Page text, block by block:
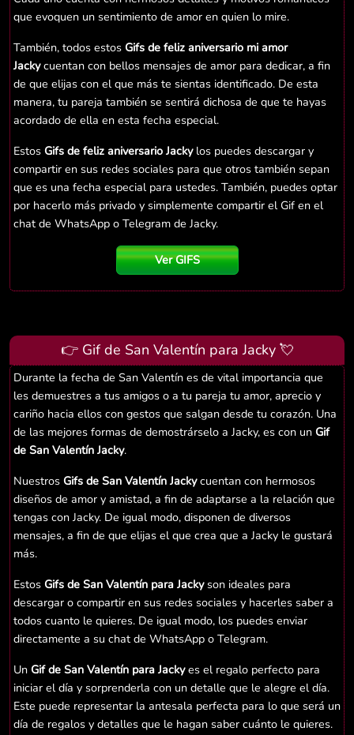
que evoquen un sentimiento de amor en quien lo mire.
También, todos estos Gifs de feliz aniversario mi amor
Jackycuentan con bellos mensajes de amor para dedicar, a fin
de que elijas con el que más te sientas identificado. De esta
manera, tu pareja también se sentirá dichosa de que te hayas
acordado de ella en esta fecha especial.
Estos Gifs de feliz aniversario Jackylos puedes descargar y
compartir en sus redes sociales para que otros también sepan
que es una fecha especial para ustedes. También, puedes optar
por hacerlo más privado y simplemente compartir el Gif en el
chat de WhatsApp o Telegram de Jacky.
Ver GIFS
👉 Gif de San Valentín para Jacky 💘
Durante la fecha de San Valentín es de vital importancia que
les demuestres a tus amigos o a tu pareja tu amor, aprecio y
cariño hacia ellos con gestos que salgan desde tu corazón. Una
de las mejores formas de demostrárselo a Jacky, es con un Gif
de San Valentín Jacky.
Nuestros Gifs de San Valentín Jackycuentan con hermosos
diseños de amor y amistad, a fin de adaptarse a la relación que
tengas con Jacky. De igual modo, disponen de diversos
mensajes, a fin de que elijas el que crea que a Jacky le gustará
más.
Estos Gifs de San Valentín para Jackyson ideales para
descargar o compartir en sus redes sociales y hacerles saber a
todos cuanto le quieres. De igual modo, los puedes enviar
directamente a su chat de WhatsApp o Telegram.
Un Gif de San Valentín para Jackyes el regalo perfecto para
iniciar el día y sorprenderla con un detalle que le alegre el día.
Este puede representar la antesala perfecta para lo que será un
día de regalos y detalles que le hagan saber cuánto le quieres.